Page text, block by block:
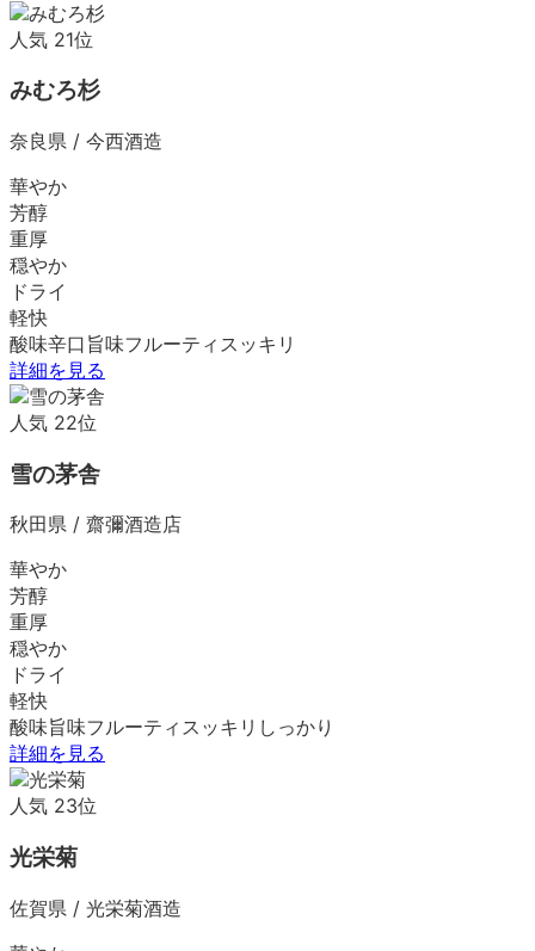
人気 21位
みむろ杉
奈良県 / 今西酒造
華やか
芳醇
重厚
穏やか
ドライ
軽快
酸味辛口 旨味フルーティ スッキリ
詳細を見る
人気 22位
雪の茅舎
秋田県 / 齋彌酒造店
華やか
芳醇
重厚
穏やか
ドライ
軽快
酸味旨味フルーティ スッキリ しっかり
詳細を見る
人気 23位
光栄菊
佐賀県 / 光栄菊酒造